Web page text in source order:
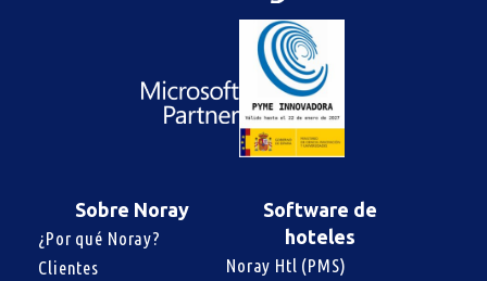
Sobre Noray
¿Por qué Noray?
Clientes
Software de
hoteles
Noray Htl (PMS)